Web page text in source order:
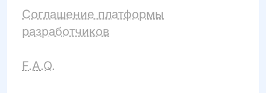
Соглашение платформы
разработчиков
F.A.Q.